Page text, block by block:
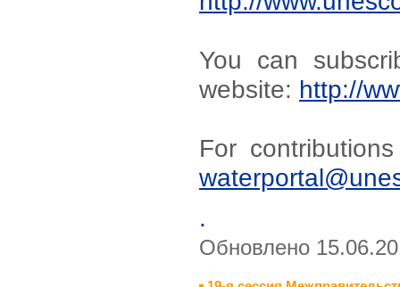
You can
website: http://
For
.
Обновлено